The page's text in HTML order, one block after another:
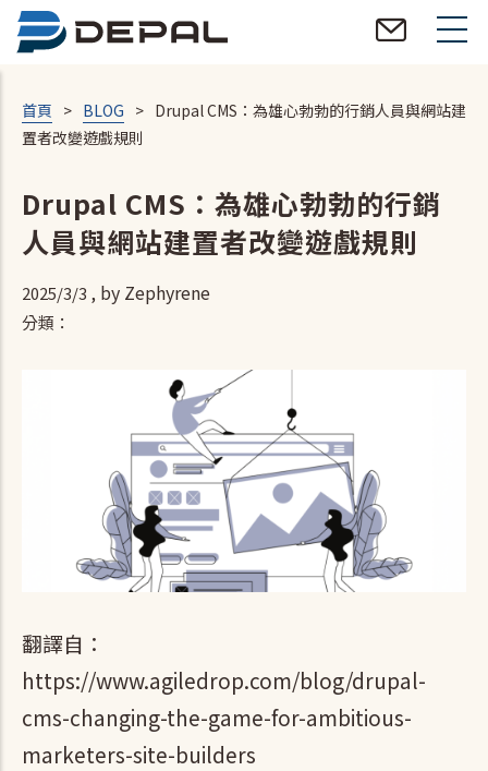
至
主
首頁 > BLOG > Drupal CMS：為雄心勃勃的行銷人員與網站建
置者改變遊戲規則
Drupal CMS：為雄心勃勃的行銷
人員與網站建置者改變遊戲規則
2025/3/3 , by Zephyrene
分類：
翻譯自：
https://www.agiledrop.com/blog/drupal-
cms-changing-the-game-for-ambitious-
marketers-site-builders